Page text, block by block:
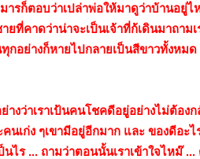
รก็ตอบว่าเปล่าพ่อให้มาดูว่าบ้านอยู่ไ
ยที่คาดว่าน่าจะเป็นเจ้าที่ก้เดินมาถาม
กอย่างก็หายไปกลายเป็นสีขาวทั้งหม
างว่าเราเป้นคนโชคดีอยู่อย่างไม่ต้อง
นเก่ง ๆเขามีอยู่อีกมาก และ ของดีอะ
ไร ... ถามว่าตอนนั้นเราเข้าใจไหม๊ ...